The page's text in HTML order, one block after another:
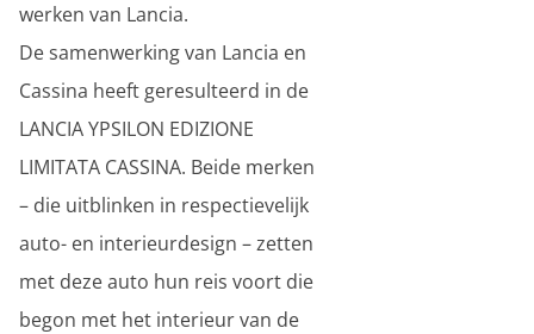
werken van Lancia.
De samenwerking van Lancia en
Cassina heeft geresulteerd in de
LANCIA YPSILON EDIZIONE
LIMITATA CASSINA. Beide merken
– die uitblinken in respectievelijk
auto- en interieurdesign – zetten
met deze auto hun reis voort die
begon met het interieur van de